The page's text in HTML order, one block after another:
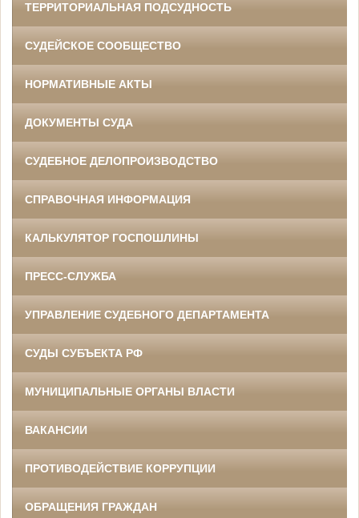
ТЕРРИТОРИАЛЬНАЯ ПОДСУДНОСТЬ
СУДЕЙСКОЕ СООБЩЕСТВО
НОРМАТИВНЫЕ АКТЫ
ДОКУМЕНТЫ СУДА
СУДЕБНОЕ ДЕЛОПРОИЗВОДСТВО
СПРАВОЧНАЯ ИНФОРМАЦИЯ
КАЛЬКУЛЯТОР ГОСПОШЛИНЫ
ПРЕСС-СЛУЖБА
УПРАВЛЕНИЕ СУДЕБНОГО ДЕПАРТАМЕНТА
СУДЫ СУБЪЕКТА РФ
МУНИЦИПАЛЬНЫЕ ОРГАНЫ ВЛАСТИ
ВАКАНСИИ
ПРОТИВОДЕЙСТВИЕ КОРРУПЦИИ
ОБРАЩЕНИЯ ГРАЖДАН